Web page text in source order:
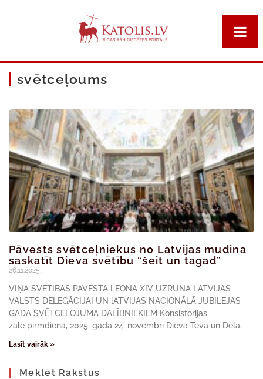
svētceļoums
Pāvests svētceļniekus no Latvijas mudina
saskatīt Dieva svētību “šeit un tagad”
26.11.2025.
VIŅA SVĒTĪBAS PĀVESTA LEONA XIV UZRUNA LATVIJAS
VALSTS DELEGĀCIJAI UN lATVIJAS NACIONĀLĀ JUBILEJAS
GADA SVĒTCEĻOJUMA DALĪBNIEKIEM Konsistorijas
zālē pirmdienā, 2025. gada 24. novembrī Dieva Tēva un Dēla,
Lasīt vairāk »
Meklēt Rakstus